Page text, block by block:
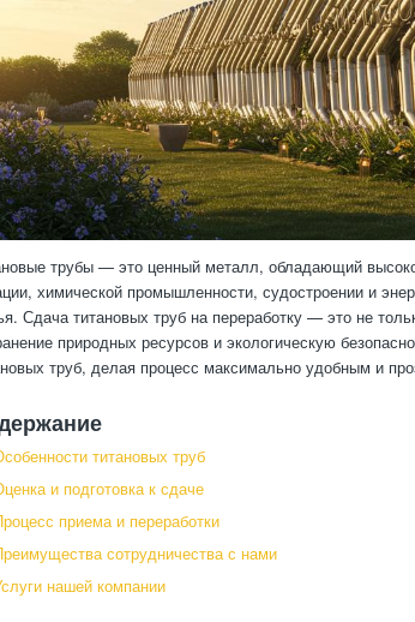
трубы — это ценный металл, обладающий
химической промышленности, судостроении и
Сдача титановых труб на переработку — это не
природных ресурсов и экологическую
труб, делая процесс максимально удобным и
титановых труб
и подготовка к сдаче
приема и переработки
сотрудничества с нами
нашей компании